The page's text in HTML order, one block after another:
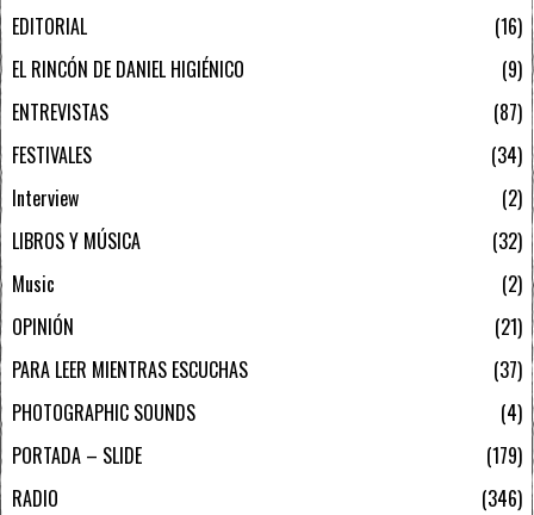
EDITORIAL
16
EL RINCÓN DE DANIEL HIGIÉNICO
9
ENTREVISTAS
87
FESTIVALES
34
Interview
2
LIBROS Y MÚSICA
32
Music
2
OPINIÓN
21
PARA LEER MIENTRAS ESCUCHAS
37
PHOTOGRAPHIC SOUNDS
4
PORTADA – SLIDE
179
RADIO
346